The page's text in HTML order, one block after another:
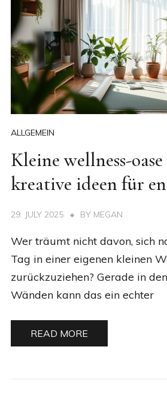
ALLGEMEIN
Kleine wellness-oase
kreative ideen für
29. JULY 2025 BY MEGAN
Wer träumt nicht davon, sich
Tag in einer eigenen kleinen
zurückzuziehen? Gerade in
Wänden kann das ein echter
READ MORE